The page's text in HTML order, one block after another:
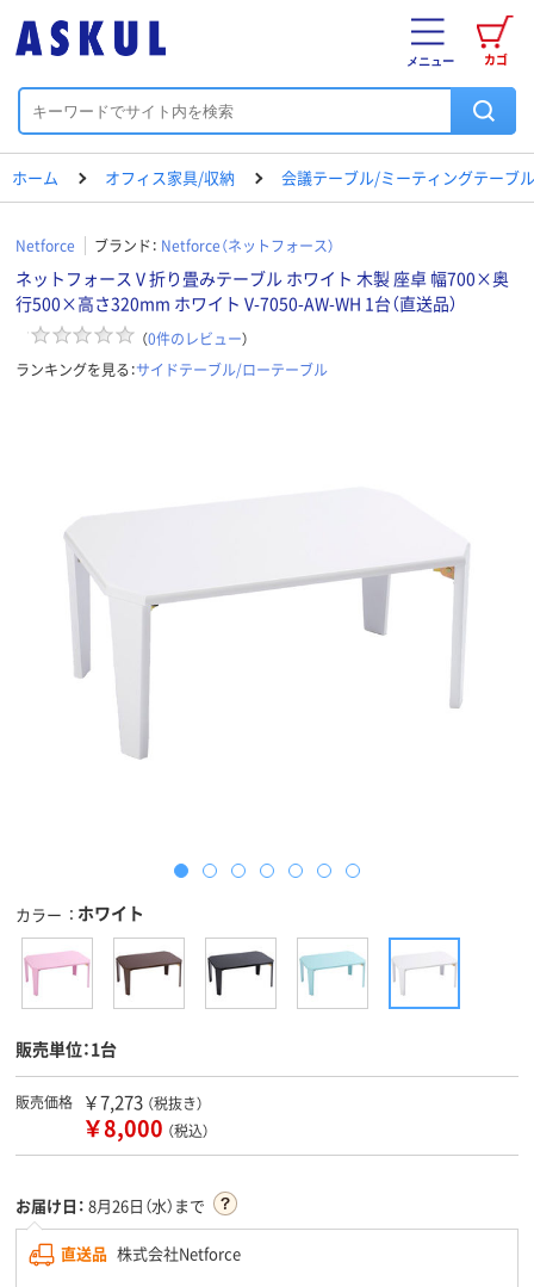
カゴ
メニュー
ホーム オフィス家具/収納 会議テーブル/ミーティングテーブル
Netforce ブランド： Netforce（ネットフォース）
ネットフォース V 折り畳みテーブル ホワイト 木製 座卓 幅700×奥
行500×高さ320mm ホワイト V-7050-AW-WH 1台（直送品）
（0件のレビュー）
ランキングを見る：サイドテーブル/ローテーブル
カラー ホワイト
販売単位：1台
販売価格 ￥7,273 （税抜き）
￥8,000 （税込）
お届け日： 8月26日（水）まで
直送品 株式会社Netforce